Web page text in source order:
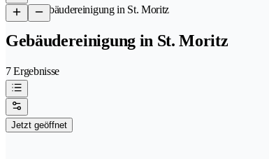
/Gebäudereinigung in St. Moritz
Gebäudereinigung in St. Moritz
7 Ergebnisse
Jetzt geöffnet